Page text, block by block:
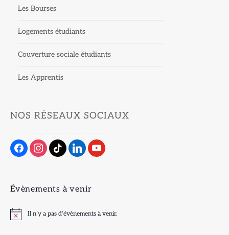
Les Bourses
Logements étudiants
Couverture sociale étudiants
Les Apprentis
NOS RÉSEAUX SOCIAUX
Évènements à venir
NoticeIl n’y a pas d’évènements à venir.